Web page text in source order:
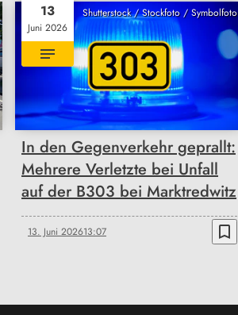
Shutterstock / Stockfoto / Symbolfoto
13
Juni 2026
In den Gegenverkehr geprallt:
Mehrere Verletzte bei Unfall
auf der B303 bei Marktredwitz
13. Juni 202613:07 bookmark_border